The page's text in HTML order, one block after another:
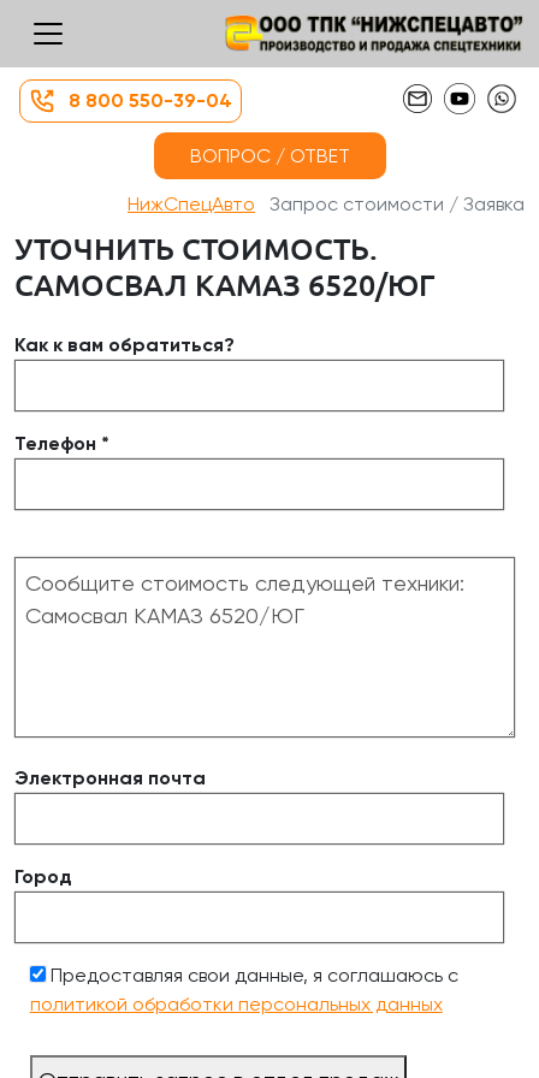
8 800 550-39-04
ВОПРОС / ОТВЕТ
НижСпецАвто Запрос стоимости / Заявка
УТОЧНИТЬ СТОИМОСТЬ.
САМОСВАЛ КАМАЗ 6520/ЮГ
Как к вам обратиться?
Телефон *
Электронная почта
Город
Предоставляя свои данные, я соглашаюсь с
политикой обработки персональных данных